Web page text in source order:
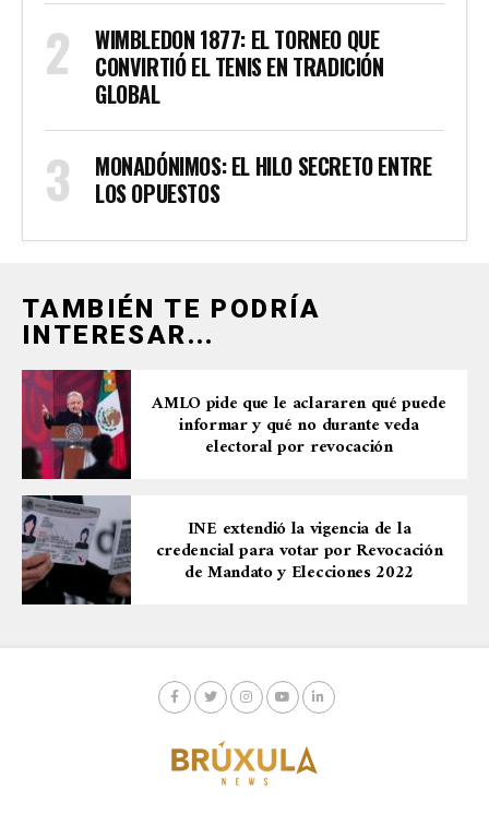
WIMBLEDON 1877: EL TORNEO QUE
CONVIRTIÓ EL TENIS EN TRADICIÓN
GLOBAL
MONADÓNIMOS: EL HILO SECRETO ENTRE
LOS OPUESTOS
TAMBIÉN TE PODRÍA
INTERESAR...
AMLO pide que le aclararen qué puede
informar y qué no durante veda
electoral por revocación
INE extendió la vigencia de la
credencial para votar por Revocación
de Mandato y Elecciones 2022